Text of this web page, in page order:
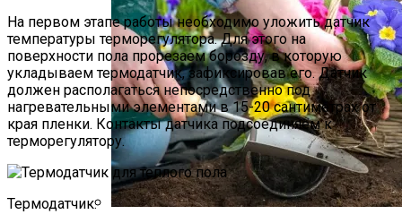
На первом этапе работы необходимо уложить датчик
температуры терморегулятора. Для этого на
поверхности пола прорезаем борозду, в которую
укладываем термодатчик, зафиксировав его. Датчик
должен располагаться непосредственно под
нагревательными элементами в 15-20 сантиметрах от
края пленки. Контакты датчика подсоединяем к
терморегулятору.
Термодатчик.